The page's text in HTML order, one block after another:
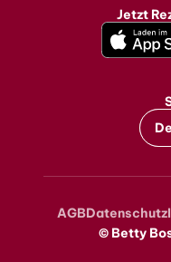
Jetzt
AGBDatenschutz
© Betty